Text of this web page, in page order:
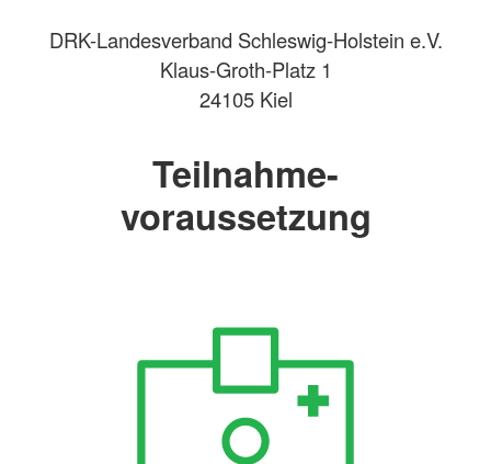
DRK-Landesverband Schleswig-Holstein e.V.
Klaus-Groth-Platz 1
24105 Kiel
Teilnahme-
voraussetzung